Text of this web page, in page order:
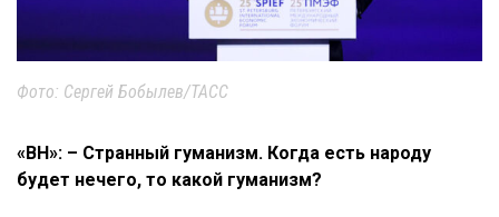
Фото: Сергей Бобылев/ТАСС
«ВН»: – Странный гуманизм. Когда есть народу
будет нечего, то какой гуманизм?